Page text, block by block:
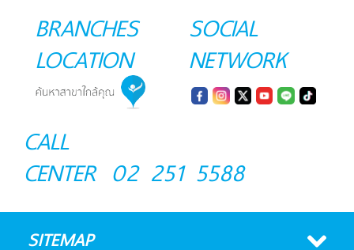
BRANCHES
LOCATION
SOCIAL
NETWORK
CALL
CENTER 02 251 5588
SITEMAP